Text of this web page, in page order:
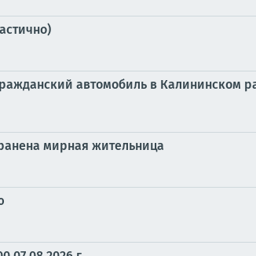
автомобиль в Калининском
мирная жительница